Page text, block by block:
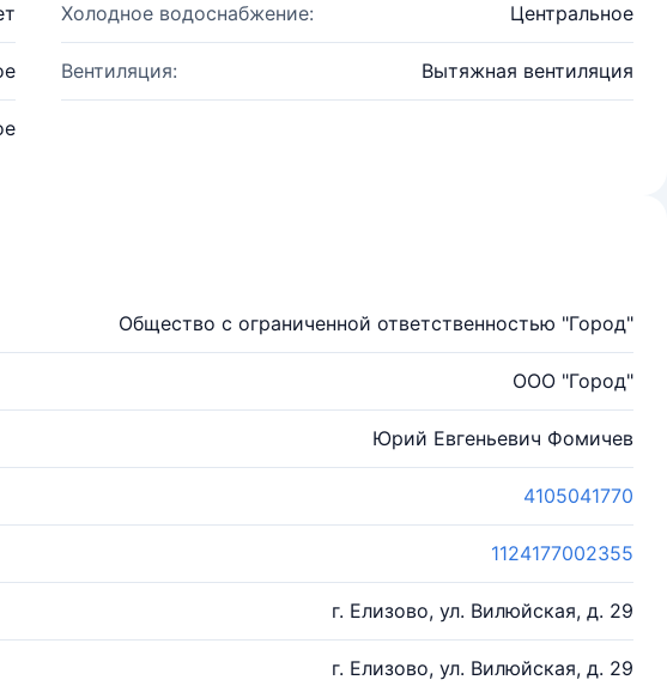
Холодное водоснабжение: Центральное
Вентиляция: Вытяжная вентиляция
Общество с ограниченной ответственностью "Город"
ООО "Город"
Юрий Евгеньевич Фомичев
4105041770
1124177002355
г. Елизово, ул. Вилюйская, д. 29
г. Елизово, ул. Вилюйская, д. 29